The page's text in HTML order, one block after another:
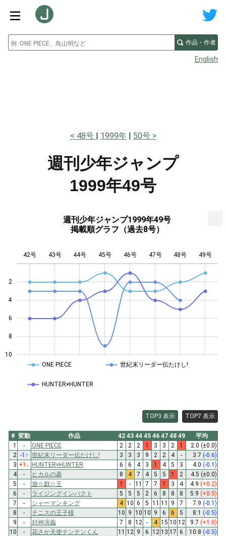
作品・作者
English
48号 1999年 50号
週刊少年ジャンプ
1999年49号
週刊少年ジャンプ1999年49号
掲載順グラフ（過去8号）
2
4
6
8
10
42号 43号 44号 45号 46号 47号 48号 49号
ONE PIECE 世紀末リーダー伝たけし!
HUNTER×HUNTER
TOP3 表示 TOP7 表示
# 変動 作品 42 43 44 45 46 47 48 49
平均
1
- ONE PIECE 2 2 2 1 3 3 2 1 2.0 (±0.0)
2 -1 ↑ 世紀末リーダー伝たけし! 3 3 3 9 2 2 4 - 3.7 (-0.6)
3 +1 ↓ HUNTER×HUNTER 6 6 4 3 1 4 5 3 4.0 (-0.1)
4
- ヒカルの碁 8 4 7 4 5 5 1 2 4.5 (±0.0)
5
- 遊☆戯☆王 1 - 11 7 7 1 3 4 4.9 (+0.2)
6
- ライジングインパクト 5 5 5 2 6 8 8 8 5.9 (+0.5)
7
- シャーマンキング 4 10 6 5 11 11 9 7 7.9 (-0.1)
8
- テニスの王子様 10 9 10 10 9 6 6 5 8.1 (-0.5)
9
- 封神演義 7 8 12 - 4 15 10 12 9.7 (+1.0)
10
- 花さか天使テンテンくん 11 12 9 6 12 13 17 6 10.8 (-0.5)